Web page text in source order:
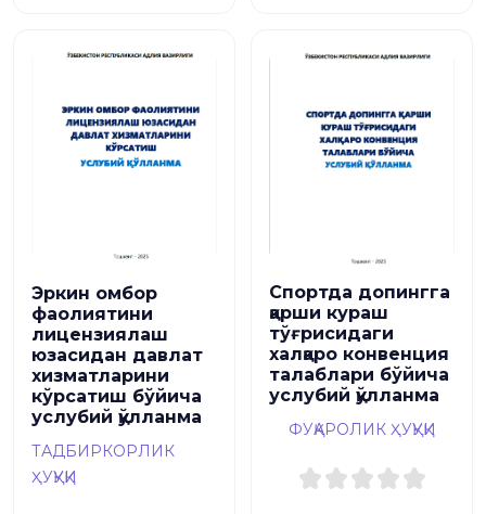
Эркин омбор
фаолиятини
лицензиялаш
юзасидан давлат
хизматларини
кўрсатиш бўйича
услубий қўлланма
ТАДБИРКОРЛИК
ҲУҚУҚИ
Спортда допингга
қарши кураш
тўғрисидаги
халқаро конвенция
талаблари бўйича
услубий қўлланма
ФУҚАРОЛИК ҲУҚУҚИ